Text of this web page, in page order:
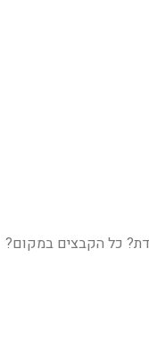
כל הקבצים במקום?